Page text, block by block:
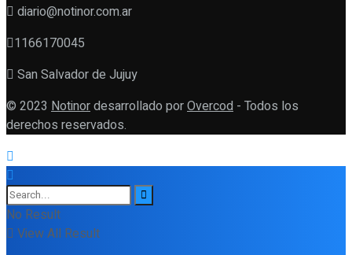
diario@notinor.com.ar
1166170045
San Salvador de Jujuy
© 2023 Notinordesarrollado porOvercod - Todos los
derechos reservados.
No Result
View All Result